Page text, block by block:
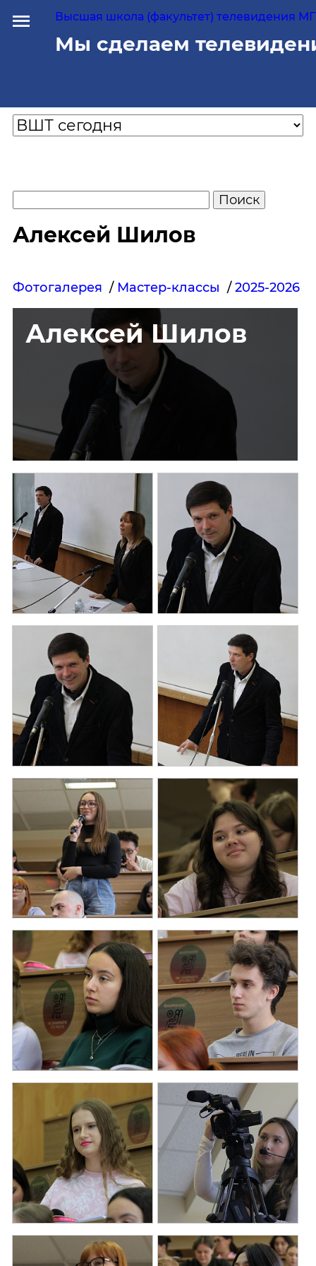
Высшая школа (факультет) телевидения
Мы сделаем
Алексей Шилов
Фотогалерея / Мастер-классы /2025-2026
Алексей Шилов